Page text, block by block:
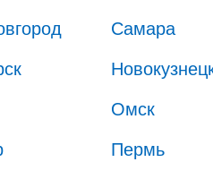
Самара
Омск
Пермь